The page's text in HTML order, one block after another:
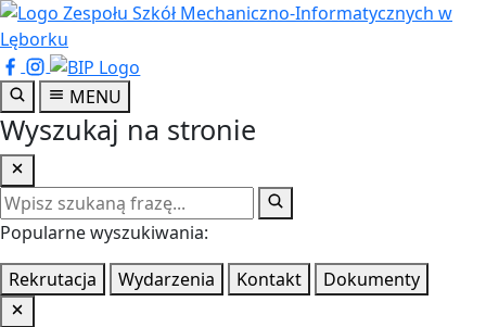
Przejdź
do
treści
głównej MENU
Wyszukaj na stronie
Popularne wyszukiwania:
Rekrutacja
Wydarzenia Kontakt Dokumenty